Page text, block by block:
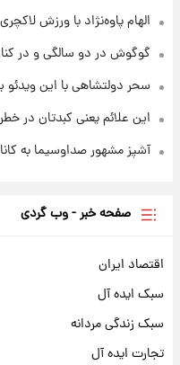
الهام پاوه‌نژاد با ورزش
گوگوش در دو سالگی و در کنار
سحر دولتشاهی با این
این علائم یعنی کبدتان در
آشپز مشهور صداوسیما به
صفحه خبر - وب گردی
اقتصاد ایران
سبک ایده آل
سبک زندگی مردانه
تجارت ایده آل